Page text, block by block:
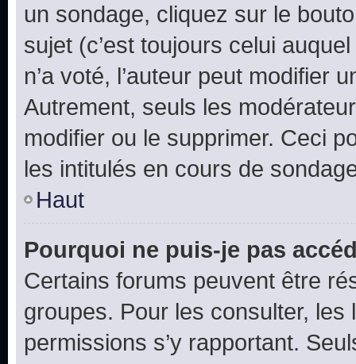
un sondage, cliquez sur le
sujet (c’est toujours celui
n’a voté, l’auteur peut modifier
Autrement, seuls les
modifier ou le supprimer. Ceci
les intitulés en cours de
Haut
Pourquoi ne puis-je pas
Certains forums peuvent être
groupes. Pour les consulter,
permissions s’y rapportant.